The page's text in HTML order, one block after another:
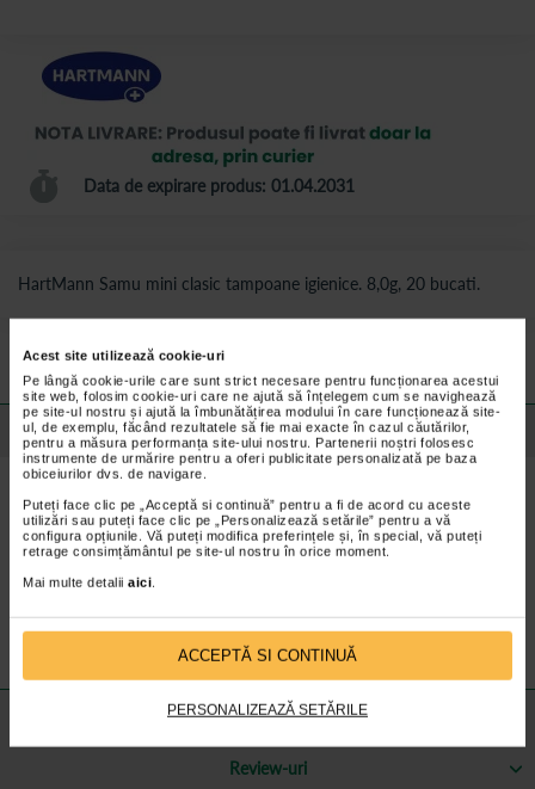
Acest site utilizează cookie-uri
Pe lângă cookie-urile care sunt strict necesare pentru funcționarea acestui
site web, folosim cookie-uri care ne ajută să înțelegem cum se navighează
pe site-ul nostru și ajută la îmbunătățirea modului în care funcționează site-
ul, de exemplu, făcând rezultatele să fie mai exacte în cazul căutărilor,
pentru a măsura performanța site-ului nostru. Partenerii noștri folosesc
instrumente de urmărire pentru a oferi publicitate personalizată pe baza
obiceiurilor dvs. de navigare.
Puteți face clic pe „Acceptă si continuă” pentru a fi de acord cu aceste
utilizări sau puteți face clic pe „Personalizează setările” pentru a vă
configura opțiunile. Vă puteți modifica preferințele și, în special, vă puteți
retrage consimțământul pe site-ul nostru în orice moment.
Mai multe detalii aici
ACCEPTĂ SI CONTINUĂ
PERSONALIZEAZĂ SETĂRILE
Data de expirare produs: 01.04.2031
HartMann Samu mini clasic tampoane igienice. 8,0g, 20 bucati.
Preturile si promotiile afisate pe site in dreptul fiecarui produs sunt
valabile pentru comenzile efectuate online.
Detalii despre produs
Beneficii Tampoane igienice pentru lauze, Hartmann:
Stratul netesut de la suprafata asigura confort in timpul utilizarii,
precum si discretie
Realizate din fulgi de celuloza, absorb lichidele rapid
Disponibile in diferite dimensiuni
Mai multe informații
Review-uri